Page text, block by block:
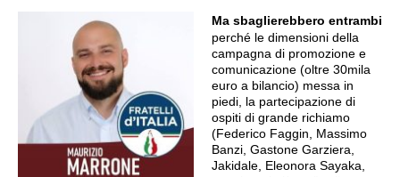
Ma sbaglierebbero entrambi
perché le dimensioni della
campagna di promozione e
comunicazione (oltre 30mila
euro a bilancio) messa in
piedi, la partecipazione di
ospiti di grande richiamo
(Federico Faggin, Massimo
Banzi, Gastone Garziera,
Jakidale, Eleonora Sayaka,